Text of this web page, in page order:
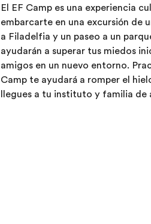
El EF Camp es una experiencia
embarcarte en una excursión de
a Filadelfia y un paseo a un
ayudarán a superar tus miedos
amigos en un nuevo entorno.
Camp te ayudará a romper el
llegues a tu instituto y familia de